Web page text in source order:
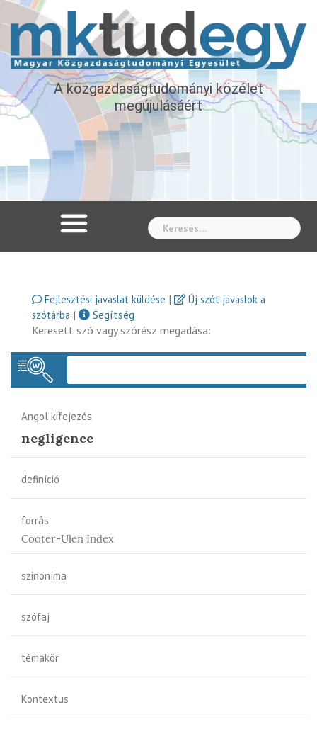
A közgazdaságtudományi közélet
megújulásáért
Fejlesztési javaslat küldése |
Új szót javaslok a
szótárba |
Segítség
Keresett szó vagy szórész megadása:
Angol kifejezés
negligence
definíció
forrás
Cooter-Ulen Index
szinoníma
szófaj
témakör
Kontextus